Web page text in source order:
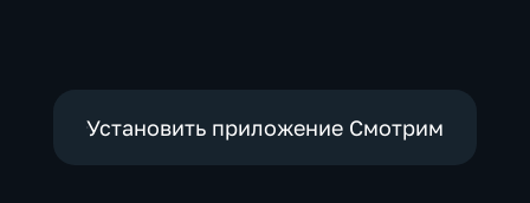
Установить приложение Смотрим